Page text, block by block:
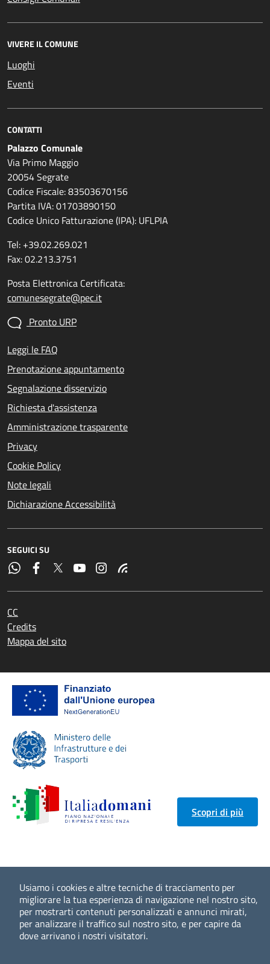
Usiamo i cookies e altre tecniche di tracciamento per
migliorare la tua esperienza di navigazione nel nostro sito,
per mostrarti contenuti personalizzati e annunci mirati,
per analizzare il traffico sul nostro sito, e per capire da
dove arrivano i nostri visitatori.
VIVERE IL COMUNE
Luoghi
Eventi
CONTATTI
Palazzo Comunale
Via Primo Maggio
20054 Segrate
Codice Fiscale: 83503670156
Partita IVA: 01703890150
Codice Unico Fatturazione (IPA): UFLPIA
Tel: +39.02.269.021
Fax: 02.213.3751
Posta Elettronica Certificata:
comunesegrate@pec.it
Pronto URP
Leggi le FAQ
Prenotazione appuntamento
Segnalazione disservizio
Richiesta d'assistenza
Amministrazione trasparente
Privacy
Cookie Policy
Note legali
Dichiarazione Accessibilità
SEGUICI SU
CC
Credits
Mappa del sito
Scopri di più